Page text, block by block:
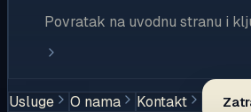
Povratak na uvodnu stranu i
Usluge O nama Kontakt